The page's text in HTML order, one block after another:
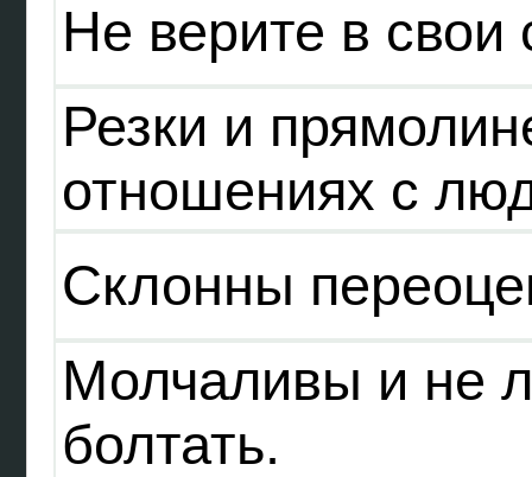
Не верите в свои
Резки и
отношениях с
Склонны
Молчаливы и не
болтать.